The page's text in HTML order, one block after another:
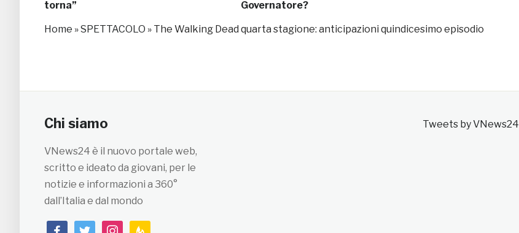
torna”
Governatore?
Home »SPETTACOLO » The Walking Dead quarta stagione: anticipazioni quindicesimo episodio
Chi siamo
VNews24 è il nuovo portale web,
scritto e ideato da giovani, per le
notizie e informazioni a 360°
dall’Italia e dal mondo
facebooktwitterinstagramfeedburner
Tweets by VNews24